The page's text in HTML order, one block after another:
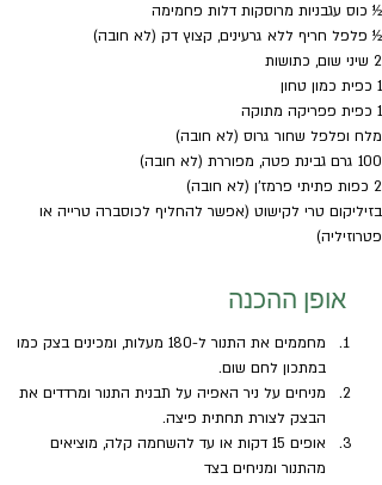
½ כוס עגבניות מרוסקות דלות פחמימה
½ פלפל חריף ללא גרעינים, קצוץ דק (לא חובה)
2 שיני שום, כתושות
1 כפית כמון טחון
1 כפית פפריקה מתוקה
מלח ופלפל שחור גרוס (לא חובה)
100 גרם גבינת פטה, מפוררת (לא חובה)
2 כפות פתיתי פרמז'ן (לא חובה)
בזיליקום טרי לקישוט (אפשר להחליף לכוסברה טרייה או
פטרוזיליה)
אופן ההכנה
מחממים את התנור ל-180 מעלות, ומכינים בצק כמו
במתכון לחם שום.
מניחים על ניר האפיה על תבנית התנור ומרדדים את
הבצק לצורת תחתית פיצה.
אופים 15 דקות או עד להשחמה קלה, מוציאים
מהתנור ומניחים בצד